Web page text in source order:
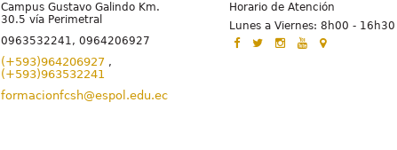
Campus Gustavo Galindo Km.
30.5 vía Perimetral
0963532241, 0964206927
(+593)964206927,
(+593)963532241
formacionfcsh@espol.edu.ec
Horario de Atención
Lunes a Viernes: 8h00 - 16h30